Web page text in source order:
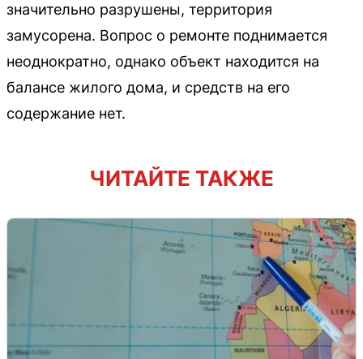
значительно разрушены, территория
замусорена. Вопрос о ремонте поднимается
неоднократно, однако объект находится на
балансе жилого дома, и средств на его
содержание нет.
ЧИТАЙТЕ ТАКЖЕ